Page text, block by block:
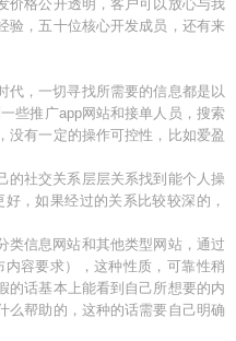
价格公开透明，客户可以放心与我
验，五十位核心开发成员，还有来
代，一切寻找所需要的信息都是以
些推广app网站和接单人员，搜索
没有一定的操作可控性，比如爱盈
的社交关系层层关系找到能个人操
，如果经过的关系比较较深的，
类信息网站和其他类型网站，通过
容要求），这种性质，可靠性稍
的话基本上能看到自己所想要的内
么帮助的，这种的话需要自己明确